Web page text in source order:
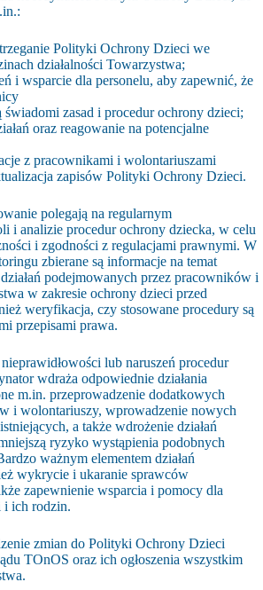
Polityki Ochrony Dzieci we
działalności Towarzystwa;
i wsparcie dla personelu, aby zapewnić, że
świadomi zasad i procedur ochrony dzieci;
oraz reagowanie na potencjalne
z pracownikami i wolontariuszami
zapisów Polityki Ochrony Dzieci.
polegają na regularnym
i analizie procedur ochrony dziecka, w celu
i zgodności z regulacjami prawnymi. W
zbierane są informacje na temat
podejmowanych przez pracowników i
w zakresie ochrony dzieci przed
weryfikacja, czy stosowane procedury są
przepisami prawa.
lub naruszeń procedur
wdraża odpowiednie działania
m.in. przeprowadzenie dodatkowych
i wolontariuszy, wprowadzenie nowych
a także wdrożenie działań
ryzyko wystąpienia podobnych
ważnym elementem działań
wykrycie i ukaranie sprawców
zapewnienie wsparcia i pomocy dla
i ich rodzin.
zmian do Polityki Ochrony Dzieci
TOnOS oraz ich ogłoszenia wszystkim